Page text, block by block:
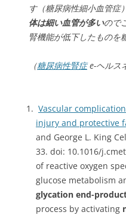
す（糖尿病性細小血管症
体は細い血管が多いので
腎機能が低下したものを
（糖尿病性腎症e-ヘルス
Vascular
injury and protective
and George L. King
33. doi: 10.1016/
of reactive oxygen
glucose metabolism
glycation end-
process by activating